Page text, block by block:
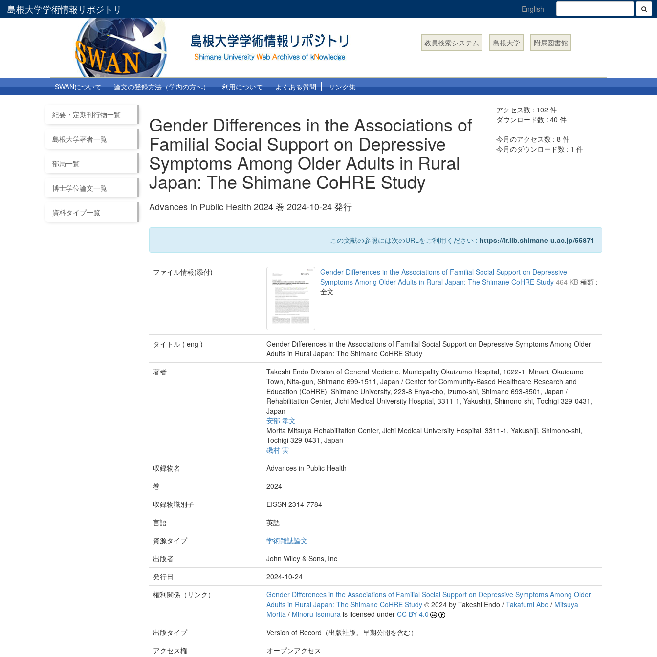
島根大学学術情報リポジトリ English
教員検索システム 島根大学 附属図書館
SWANについて 論文の登録方法（学内の方へ） 利用について よくある質問 リンク集
紀要・定期刊行物一覧
島根大学著者一覧
部局一覧
博士学位論文一覧
資料タイプ一覧
Gender Differences in the Associations of
Familial Social Support on Depressive
Symptoms Among Older Adults in Rural
Japan: The Shimane CoHRE Study
Advances in Public Health 2024 巻 2024-10-24 発行
アクセス数 : 102 件
ダウンロード数 :40 件
今月のアクセス数 :8 件
今月のダウンロード数 : 1 件
この文献の参照には次のURLをご利用ください : https://ir.lib.shimane-u.ac.jp/55871
ファイル情報(添付)
Gender Differences in the Associations of Familial Social Support on Depressive
Symptoms Among Older Adults in Rural Japan: The Shimane CoHRE Study464 KB 種類 :
全文
タイトル ( eng )
Gender Differences in the Associations of Familial Social Support on Depressive Symptoms Among Older
Adults in Rural Japan: The Shimane CoHRE Study
著者
Takeshi Endo Division of General Medicine, Municipality Okuizumo Hospital, 1622-1, Minari, Okuidumo
Town, Nita-gun, Shimane 699-1511, Japan / Center for Community-Based Healthcare Research and
Education (CoHRE), Shimane University, 223-8 Enya-cho, Izumo-shi, Shimane 693-8501, Japan /
Rehabilitation Center, Jichi Medical University Hospital, 3311-1, Yakushiji, Shimono-shi, Tochigi 329-0431,
Japan
安部 孝文
Morita Mitsuya Rehabilitation Center, Jichi Medical University Hospital, 3311-1, Yakushiji, Shimono-shi,
Tochigi 329-0431, Japan
磯村 実
収録物名
Advances in Public Health
巻
2024
収録物識別子
EISSN 2314-7784
言語
英語
資源タイプ
学術雑誌論文
出版者
John Wiley & Sons, Inc
発行日
2024-10-24
権利関係（リンク）
Gender Differences in the Associations of Familial Social Support on Depressive Symptoms Among Older
Adults in Rural Japan: The Shimane CoHRE Study © 2024 by Takeshi Endo /Takafumi Abe / Mitsuya
Morita / Minoru Isomura is licensed underCC BY 4.0
出版タイプ
Version of Record（出版社版。早期公開を含む）
アクセス権
オープンアクセス